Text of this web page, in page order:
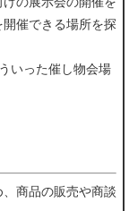
催できる場所を探
いった催し物会場
商品の販売や商談